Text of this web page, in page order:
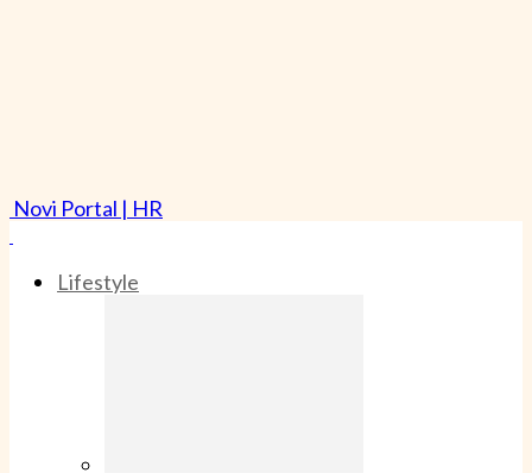
Novi Portal | HR
Lifestyle